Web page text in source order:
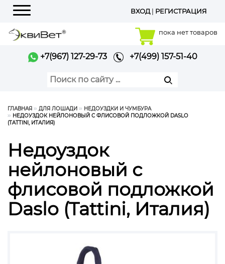
Меню
ВХОД| РЕГИСТРАЦИЯ
пока нет товаров
+7(967) 127-29-73 +7(499) 157-51-40
ГЛАВНАЯ ДЛЯ ЛОШАДИ
НЕДОУЗДКИ И ЧУМБУРА
НЕДОУЗДОК НЕЙЛОНОВЫЙ С ФЛИСОВОЙ ПОДЛОЖКОЙ DASLO
(TATTINI, ИТАЛИЯ)
Недоуздок
нейлоновый с
флисовой подложкой
Daslo (Tattini, Италия)